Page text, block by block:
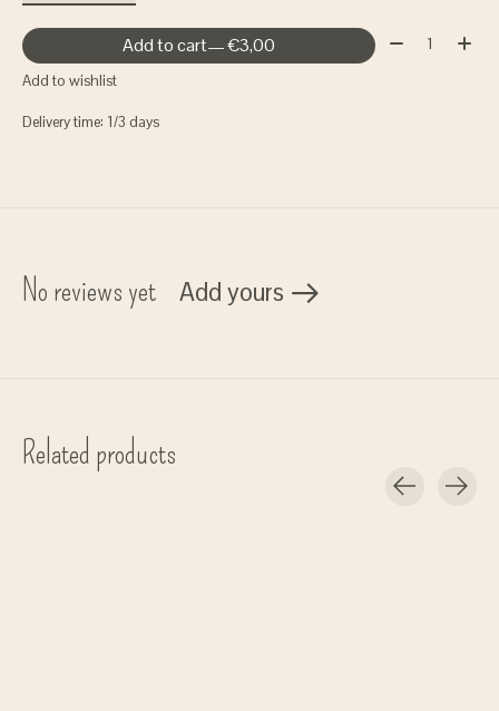
Add to cart — €3,00 Quantity:
Add to wishlist
Delivery time: 1/3 days
No reviews yet Add yours
Related products